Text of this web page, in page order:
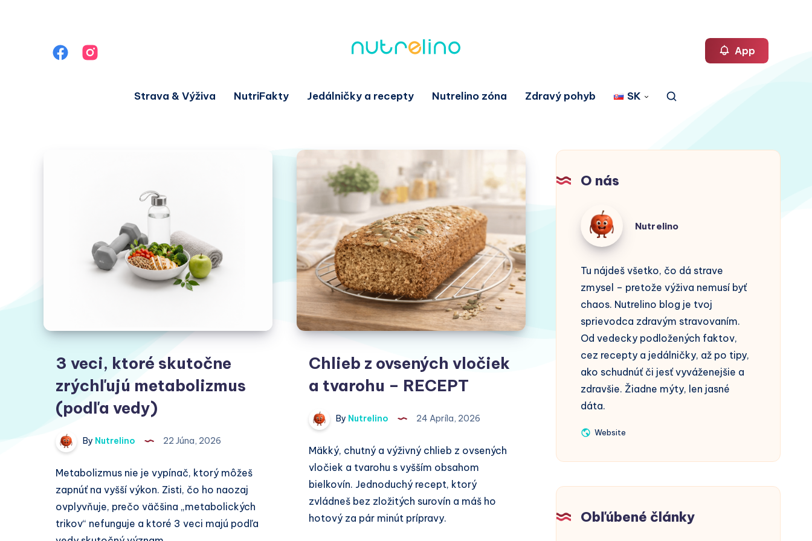
Strava & Výživa NutriFakty Jedálničky a recepty Nutrelino zóna Zdravý pohyb SK
App
3 veci, ktoré skutočne
zrýchľujú metabolizmus
(podľa vedy)
By Nutrelino 22 Júna, 2026
Metabolizmus nie je vypínač, ktorý môžeš
zapnúť na vyšší výkon. Zisti, čo ho naozaj
ovplyvňuje, prečo väčšina „metabolických
trikov“ nefunguje a ktoré 3 veci majú podľa
Chlieb z ovsených vločiek
a tvarohu – RECEPT
By Nutrelino 24 Apríla, 2026
Mäkký, chutný a výživný chlieb z ovsených
vločiek a tvarohu s vyšším obsahom
bielkovín. Jednoduchý recept, ktorý
zvládneš bez zložitých surovín a máš ho
hotový za pár minút prípravy.
O nás
Nutrelino
Nutrelino
Tu nájdeš všetko, čo dá strave
zmysel – pretože výživa nemusí byť
chaos. Nutrelino blog je tvoj
sprievodca zdravým stravovaním.
Od vedecky podložených faktov,
cez recepty a jedálničky, až po tipy,
ako schudnúť či jesť vyváženejšie a
zdravšie. Žiadne mýty, len jasné
dáta.
Website
Obľúbené články